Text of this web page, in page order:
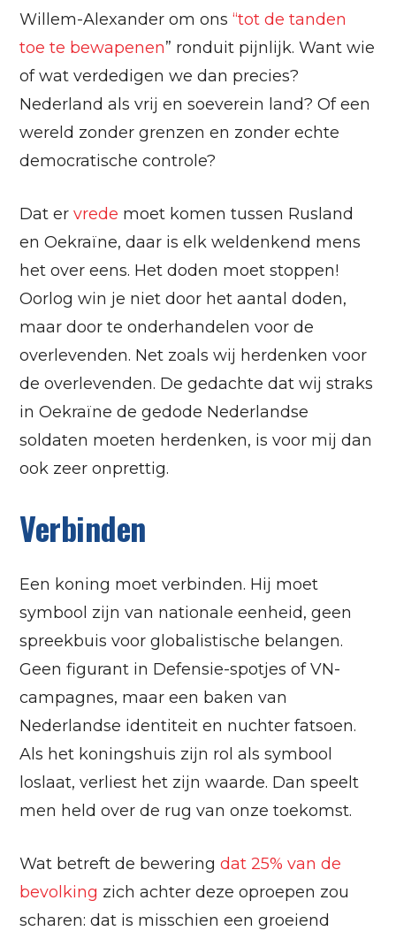
Willem-Alexander om ons“tot de tanden
toe te bewapenen” ronduit pijnlijk. Want wie
of wat verdedigen we dan precies?
Nederland als vrij en soeverein land? Of een
wereld zonder grenzen en zonder echte
democratische controle?
Dat er vrede moet komen tussen Rusland
en Oekraïne, daar is elk weldenkend mens
het over eens. Het doden moet stoppen!
Oorlog win je niet door het aantal doden,
maar door te onderhandelen voor de
overlevenden. Net zoals wij herdenken voor
de overlevenden. De gedachte dat wij straks
in Oekraïne de gedode Nederlandse
soldaten moeten herdenken, is voor mij dan
ook zeer onprettig.
Verbinden
Een koning moet verbinden. Hij moet
symbool zijn van nationale eenheid, geen
spreekbuis voor globalistische belangen.
Geen figurant in Defensie-spotjes of VN-
campagnes, maar een baken van
Nederlandse identiteit en nuchter fatsoen.
Als het koningshuis zijn rol als symbool
loslaat, verliest het zijn waarde. Dan speelt
men held over de rug van onze toekomst.
Wat betreft de beweringdat 25% van de
bevolking zich achter deze oproepen zou
scharen: dat is misschien een groeiend